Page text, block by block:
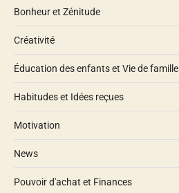
Bonheur et Zénitude
Créativité
Éducation des enfants et Vie de famille
Habitudes et Idées reçues
Motivation
News
Pouvoir d'achat et Finances